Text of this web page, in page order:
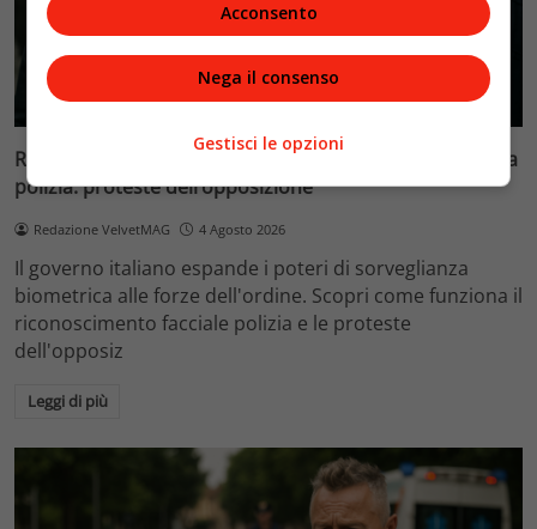
Politica
Riconoscimento facciale, il governo accelera i poteri alla
polizia: proteste dell’opposizione
Redazione VelvetMAG 4 Agosto 2026
Il governo italiano espande i poteri di sorveglianza
biometrica alle forze dell'ordine. Scopri come funziona il
riconoscimento facciale polizia e le proteste
dell'opposiz
Leggi di più
Acconsento
Nega il consenso
Gestisci le opzioni